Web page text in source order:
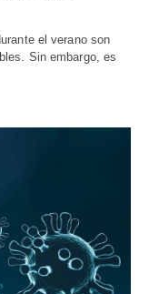
el verano son
Sin embargo, es